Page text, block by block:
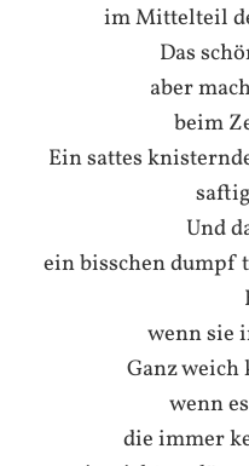
im Mittelteil
Das
aber
beim
Ein sattes
Und
ein bisschen dumpf
wenn sie
Ganz weich
wenn
die immer